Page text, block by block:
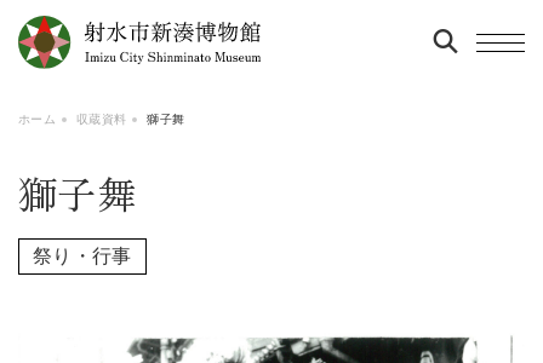
ホーム 収蔵資料 獅子舞
獅子舞
祭り・行事